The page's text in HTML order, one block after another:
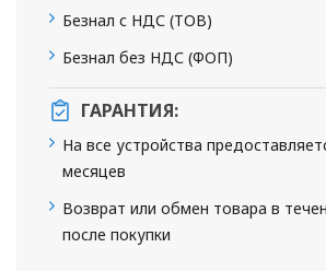
Безнал с НДС (ТОВ)
Безнал без НДС (ФОП)
ГАРАНТИЯ:
На все устройства
месяцев
Возврат или обмен товара в
после покупки